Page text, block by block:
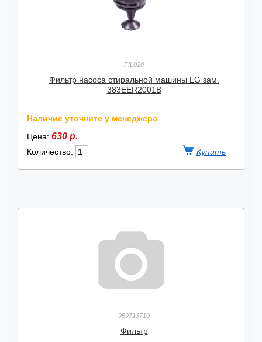
FIL020
Фильтр насоса стиральной машины LG зам.
383EER2001B
Наличие уточните у менеджера
Цена: 630 р.
Количество:
959713710
Фильтр